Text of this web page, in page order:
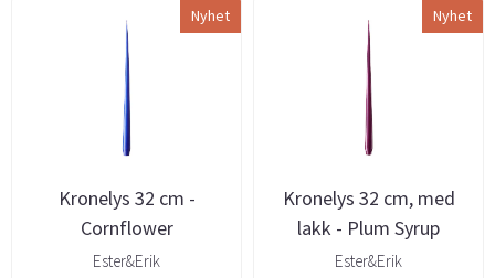
Nyhet
Kronelys 32 cm -
Cornflower
Ester&Erik
Nyhet
Kronelys 32 cm, med
lakk - Plum Syrup
Ester&Erik